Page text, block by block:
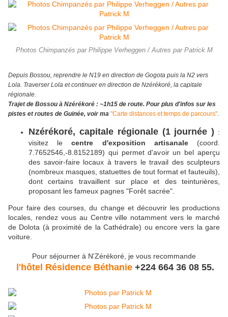
Photos Chimpanzés par Philippe Verheggen / Autres par Patrick M
Depuis Bossou, reprendre le N19 en direction de Gogota puis la N2 vers
Lola. Traverser Lola et continuer en direction de Nzérékoré, la capitale
régionale.
Trajet de Bossou à Nzérékoré : ~1h15 de route. Pour plus d'infos sur les
pistes et routes de Guinée, voir ma "Carte distances et temps de parcours".
Nzérékoré, capitale régionale (1 journée ) :
visitez lecentre d'exposition artisanale (coord.
7.7652546,-8.8152189) qui permet d'avoir un bel aperçu
des savoir-faire locaux à travers le travail des sculpteurs
(nombreux masques, statuettes de tout format et fauteuils),
dont certains travaillent sur place et des teinturières,
proposant les fameux pagnes "Forêt sacrée".
Pour faire des courses, du change et découvrir les productions
locales, rendez vous au Centre ville notamment vers le marché
de Dolota (à proximité de la Cathédrale) ou encore vers la gare
voiture.
Pour séjourner à N'Zérékoré, je vous recommande
l'hôtel Résidence Béthanie+224 664 36 08 55.